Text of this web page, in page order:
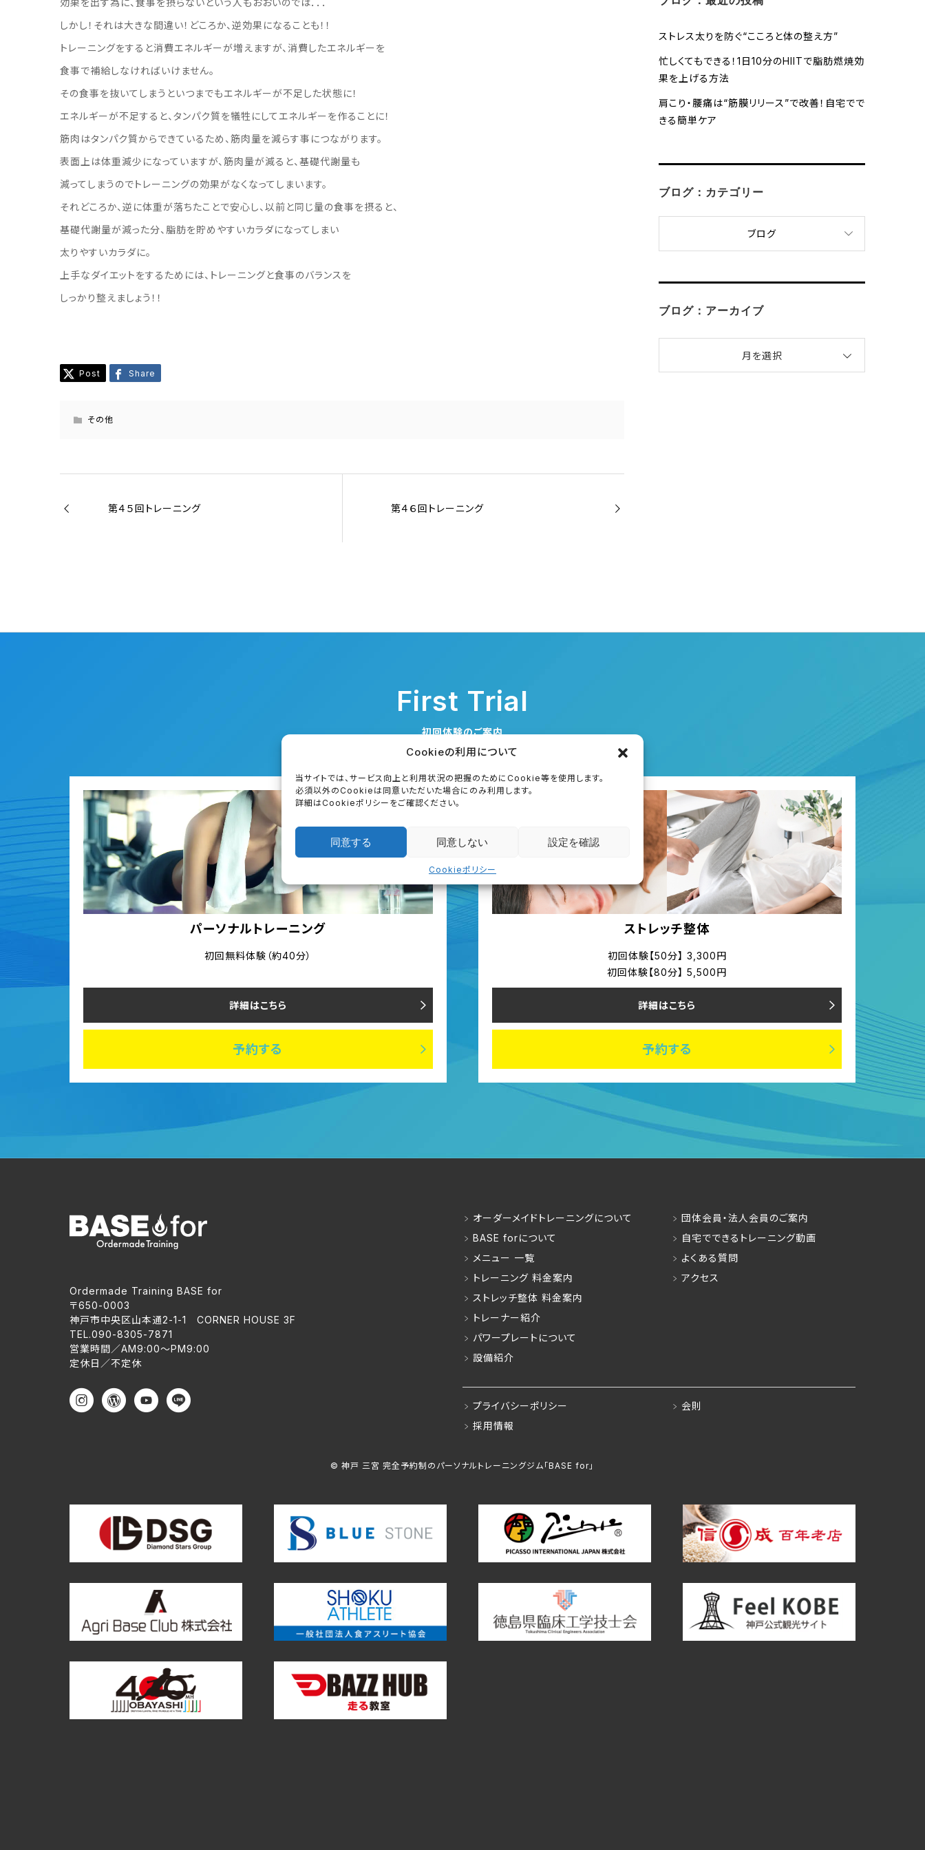
Cookieの利用について
当サイトでは、サービス向上と利用状況の把握のためにCookie等を使用します。
必須以外のCookieは同意いただいた場合にのみ利用します。
詳細はCookieポリシーをご確認ください。
同意する 同意しない 設定を確認
Cookieポリシー
効果を出す為に、食事を摂らないという人もおおいのでは．．．
しかし！それは大きな間違い！どころか、逆効果になることも！！
トレーニングをすると消費エネルギーが増えますが、消費したエネルギーを
食事で補給しなければいけません。
その食事を抜いてしまうといつまでもエネルギーが不足した状態に！
エネルギーが不足すると、タンパク質を犠牲にしてエネルギーを作ることに！
筋肉はタンパク質からできているため、筋肉量を減らす事につながります。
表面上は体重減少になっていますが、筋肉量が減ると、基礎代謝量も
減ってしまうのでトレーニングの効果がなくなってしまいます。
それどころか、逆に体重が落ちたことで安心し、以前と同じ量の食事を摂ると、
基礎代謝量が減った分、脂肪を貯めやすいカラダになってしまい
太りやすいカラダに。
上手なダイエットをするためには、トレーニングと食事のバランスを
しっかり整えましょう！！
Post Share
その他
第４５回トレーニング 第４６回トレーニング
ストレス太りを防ぐ“こころと体の整え方”
忙しくてもできる！1日10分のHIITで脂肪燃焼効
果を上げる方法
肩こり・腰痛は“筋膜リリース”で改善！自宅でで
きる簡単ケア
ブログ：カテゴリー
ブログ
ブログ：アーカイブ
月を選択
First Trial
初回体験のご案内
パーソナルトレーニング
初回無料体験（約40分）
詳細はこちら
予約する
ストレッチ整体
初回体験【50分】 3,300円
初回体験【80分】 5,500円
詳細はこちら
予約する
Ordermade Training BASE for
〒650-0003
神戸市中央区山本通2-1-1 CORNER HOUSE 3F
TEL.090-8305-7871
営業時間／AM9:00〜PM9:00
定休日／不定休
オーダーメイドトレーニングについて
BASE forについて
メニュー 一覧
トレーニング 料金案内
ストレッチ整体 料金案内
トレーナー紹介
パワープレートについて
設備紹介
団体会員・法人会員のご案内
自宅でできるトレーニング動画
よくある質問
アクセス
プライバシーポリシー
採用情報
会則
© 神戸 三宮 完全予約制の パーソナルトレーニングジム「BASE for」